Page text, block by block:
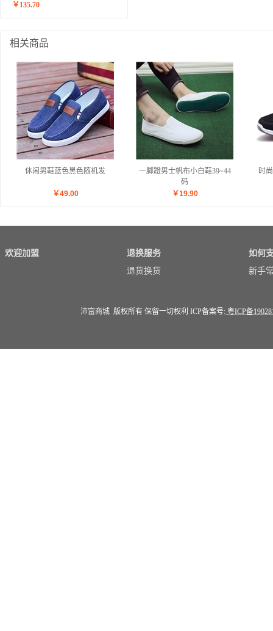
￥ 135.70
相关商品
休闲男鞋蓝色黑色随机发
￥49.00
一脚蹬男士帆布小白鞋39~44
码
￥19.90
时
欢迎加盟
退换服务
退货换货
如何
新手
沛富商城 版权所有 保留一切权利 ICP备案号: 粤ICP备